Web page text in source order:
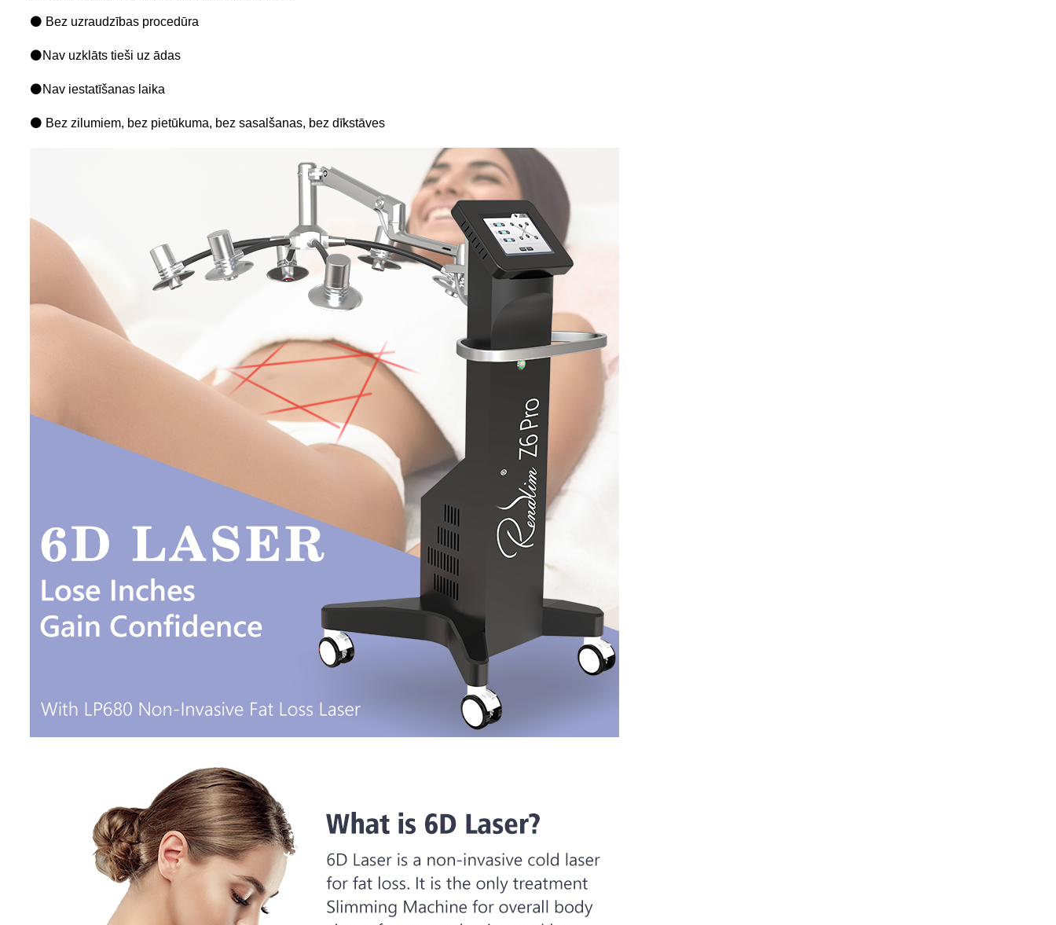
⚫ Bez uzraudzības procedūra
⚫Nav uzklāts tieši uz ādas
⚫Nav iestatīšanas laika
⚫ Bez zilumiem, bez pietūkuma, bez sasalšanas, bez dīkstāves